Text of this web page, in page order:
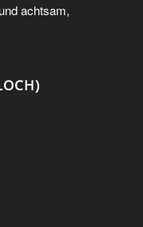
achtsam,